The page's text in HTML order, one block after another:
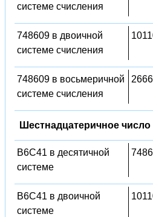
системе счисления
748609 в двоичной
системе счисления
748609 в восьмеричной
системе счисления
Шестнадцатеричное число
B6C41 в десятичной
системе
B6C41 в двоичной
системе